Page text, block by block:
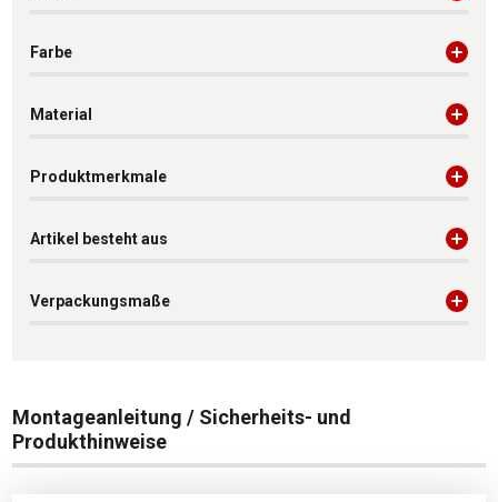
Farbe
Material
Produktmerkmale
Artikel besteht aus
Verpackungsmaße
Montageanleitung / Sicherheits- und
Produkthinweise